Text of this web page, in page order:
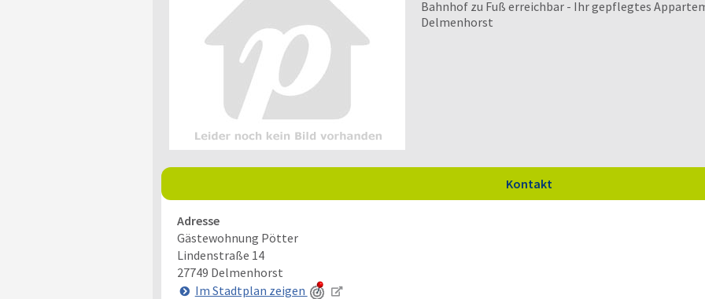
Bahnhof zu Fuß erreichbar - Ihr gepflegtes
Delmenhorst
Kontakt
Adresse
Gästewohnung Pötter
Lindenstraße 14
27749 Delmenhorst
Im Stadtplan zeigen